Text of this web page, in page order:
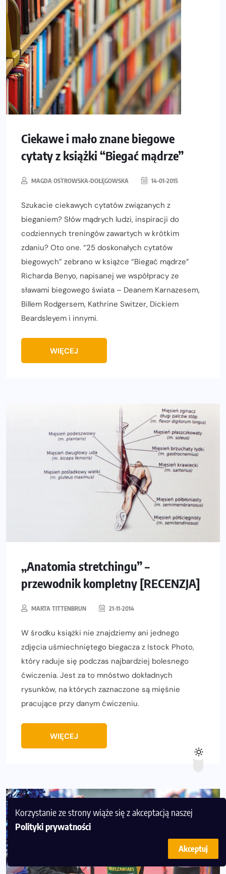
Korzystanie ze strony wiąże się z akceptacją naszej
Polityki prywatności
Akceptuj
Ciekawe i mało znane biegowe
cytaty z książki “Biegać mądrze”
MAGDA OSTROWSKA-DOŁĘGOWSKA 14-01-2015
Szukacie ciekawych cytatów związanych z
bieganiem? Słów mądrych ludzi, inspiracji do
codziennych treningów zawartych w krótkim
zdaniu? Oto one. “25 doskonałych cytatów
biegowych” zebrano w książce “Biegać mądrze”
Richarda Benyo, napisanej we współpracy ze
sławami biegowego świata – Deanem Karnazesem,
Billem Rodgersem, Kathrine Switzer, Dickiem
Beardsleyem i innymi.
WIĘCEJ
„Anatomia stretchingu” –
przewodnik kompletny [RECENZJA]
MARTA TITTENBRUN 21-11-2014
W środku książki nie znajdziemy ani jednego
zdjęcia uśmiechniętego biegacza z Istock Photo,
który raduje się podczas najbardziej bolesnego
ćwiczenia. Jest za to mnóstwo dokładnych
rysunków, na których zaznaczone są mięśnie
pracujące przy danym ćwiczeniu.
WIĘCEJ